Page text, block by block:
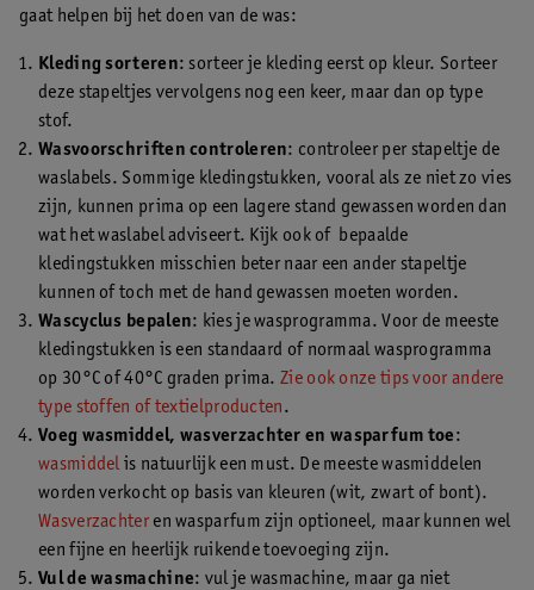
gaat helpen bij het doen van de was:
Kleding sorteren: sorteer je kleding eerst op kleur. Sorteer
deze stapeltjes vervolgens nog een keer, maar dan op type
stof.
Wasvoorschriften controleren: controleer per stapeltje de
waslabels. Sommige kledingstukken, vooral als ze niet zo vies
zijn, kunnen prima op een lagere stand gewassen worden dan
wat het waslabel adviseert. Kijk ook of bepaalde
kledingstukken misschien beter naar een ander stapeltje
kunnen of toch met de hand gewassen moeten worden.
Wascyclus bepalen: kies je wasprogramma. Voor de meeste
kledingstukken is een standaard of normaal wasprogramma
op 30°C of 40°C graden prima.Zie ook onze tips voor andere
type stoffen of textielproducten.
Voeg wasmiddel, wasverzachter en wasparfum toe:
wasmiddel is natuurlijk een must. De meeste wasmiddelen
worden verkocht op basis van kleuren (wit, zwart of bont).
Wasverzachteren wasparfum zijn optioneel, maar kunnen wel
een fijne en heerlijk ruikende toevoeging zijn.
Vul de wasmachine: vul je wasmachine, maar ga niet